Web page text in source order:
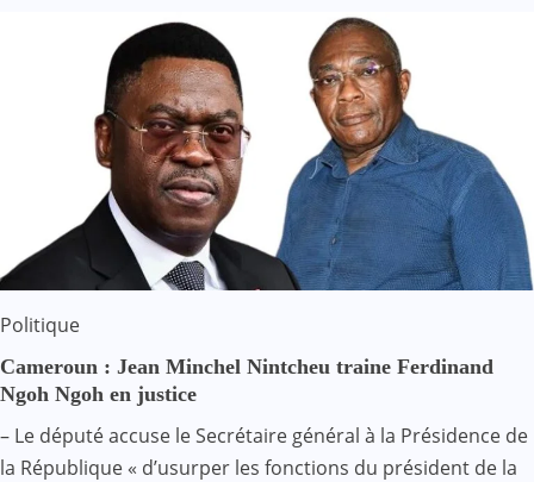
Politique
Cameroun : Jean Minchel Nintcheu traine Ferdinand
Ngoh Ngoh en justice
– Le député accuse le Secrétaire général à la Présidence de
la République « d’usurper les fonctions du président de la